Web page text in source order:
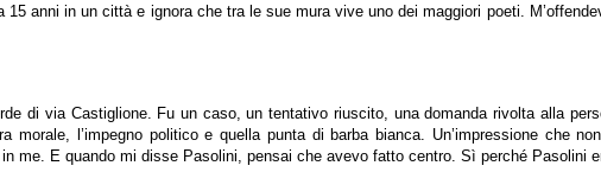
anni in un città e ignora che tra le sue mura vive uno dei maggiori poeti.
di via Castiglione. Fu un caso, un tentativo riuscito, una domanda rivolta alla
morale, l’impegno politico e quella punta di barba bianca. Un’impressione
me. E quando mi disse Pasolini, pensai che avevo fatto centro. Sì perché Pasolini